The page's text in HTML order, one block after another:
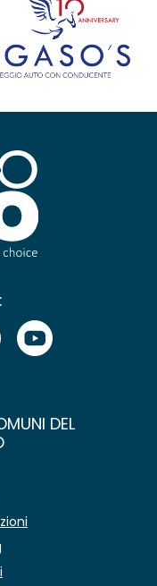
DEL